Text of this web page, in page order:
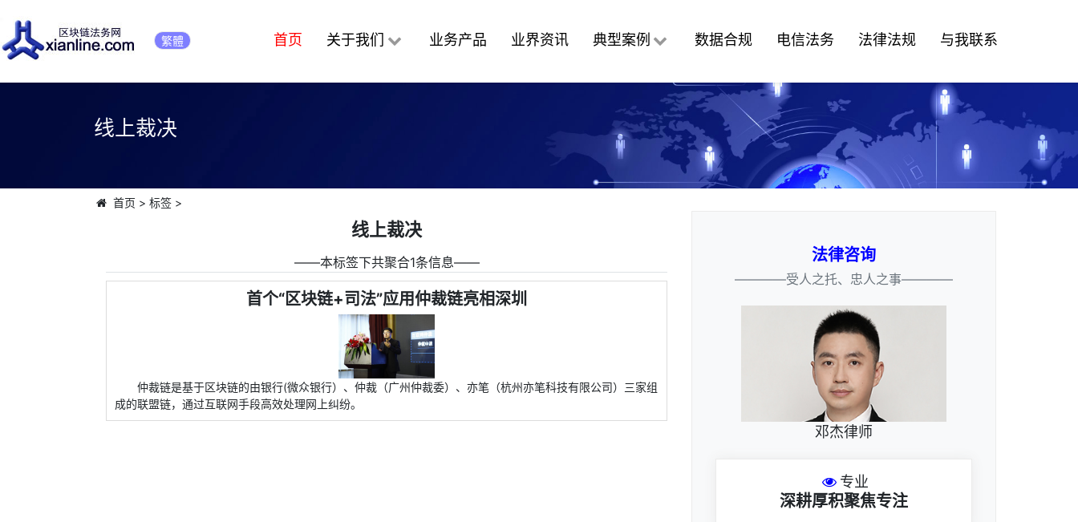
繁體 首页 关于我们 业务产品 业界资讯 典型案例 数据合规 电信法务 法律法规 与我联系
线上裁决
首页 > 标签>
线上裁决
――本标签下共聚合1条信息――
首个“区块链+司法”应用仲裁链亮相深圳
仲裁链是基于区块链的由银行(微众银行）、仲裁（广州仲裁委）、亦笔（杭州亦笔科技有限公司）三家组
成的联盟链，通过互联网手段高效处理网上纠纷。
法律咨询
————受人之托、忠人之事————
邓杰律师
专业
深耕厚积聚焦专注